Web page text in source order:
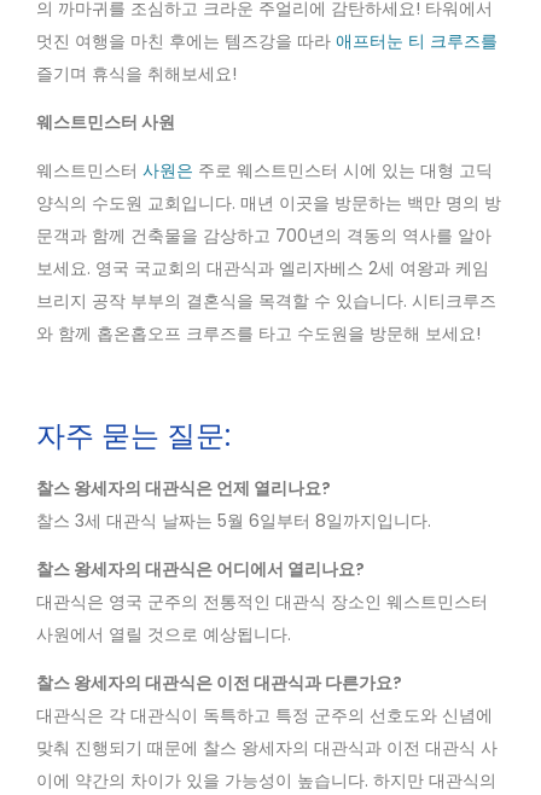
의 까마귀를 조심하고 크라운 주얼리에 감탄하세요! 타워에서
멋진 여행을 마친 후에는 템즈강을 따라 애프터눈 티 크루즈를
즐기며 휴식을 취해보세요!
웨스트민스터 사원
웨스트민스터 사원은 주로 웨스트민스터 시에 있는 대형 고딕
양식의 수도원 교회입니다. 매년 이곳을 방문하는 백만 명의 방
문객과 함께 건축물을 감상하고 700년의 격동의 역사를 알아
보세요. 영국 국교회의 대관식과 엘리자베스 2세 여왕과 케임
브리지 공작 부부의 결혼식을 목격할 수 있습니다. 시티크루즈
와 함께 홉온홉오프 크루즈를 타고 수도원을 방문해 보세요!
자주 묻는 질문:
찰스 왕세자의 대관식은 언제 열리나요?
찰스 3세 대관식 날짜는 5월 6일부터 8일까지입니다.
찰스 왕세자의 대관식은 어디에서 열리나요?
대관식은 영국 군주의 전통적인 대관식 장소인 웨스트민스터
사원에서 열릴 것으로 예상됩니다.
찰스 왕세자의 대관식은 이전 대관식과 다른가요?
대관식은 각 대관식이 독특하고 특정 군주의 선호도와 신념에
맞춰 진행되기 때문에 찰스 왕세자의 대관식과 이전 대관식 사
이에 약간의 차이가 있을 가능성이 높습니다. 하지만 대관식의